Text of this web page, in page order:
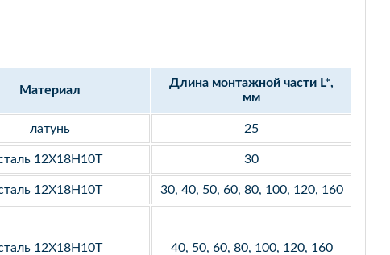
Материал
Длина монтажной части L*,
мм
латунь 25
12Х18Н10Т 30
12Х18Н10Т 30, 40, 50, 60, 80, 100, 120, 160
12Х18Н10Т 40, 50, 60, 80, 100, 120, 160